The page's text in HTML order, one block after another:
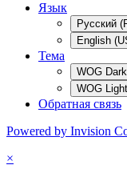
Язык
Русский
English
Тема
WOG
WOG
Обратная связь
Powered by Invision
×